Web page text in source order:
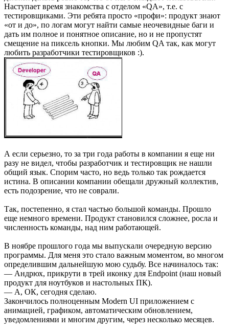
Наступает время знакомства с отделом «QA», т.е. с
тестировщиками. Эти ребята просто «профи»: продукт знают
«от и до», по логам могут найти самые неочевидные баги и
дать им полное и понятное описание, но и не пропустят
смещение на пиксель кнопки. Мы любим QA так, как могут
любить разработчики тестировщиков :).
А если серьезно, то за три года работы в компании я еще ни
разу не видел, чтобы разработчик и тестировщик не нашли
общий язык. Спорим часто, но ведь только так рождается
истина. В описании компании обещали дружный коллектив,
есть подозрение, что не соврали.
Так, постепенно, я стал частью большой команды. Прошло
еще немного времени. Продукт становился сложнее, росла и
численность команды, над ним работающей.
В ноябре прошлого года мы выпускали очередную версию
программы. Для меня это стало важным моментом, во многом
определившим дальнейшую мою судьбу. Все начиналось так:
— Андрюх, прикрути в трей иконку для Endpoint (наш новый
продукт для ноутбуков и настольных ПК).
— А, ОК, сегодня сделаю.
Закончилось полноценным Modern UI приложением с
анимацией, графиком, автоматическим обновлением,
уведомлениями и многим другим, через несколько месяцев.